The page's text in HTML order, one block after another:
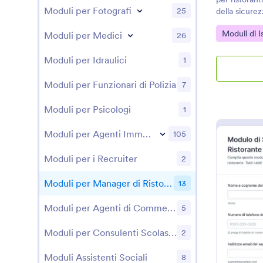
della
registrare
correttive
Go to
Moduli di
Moduli per Fotografi 25
Moduli per Medici 26
Moduli per Idraulici 1
Moduli per Funzionari di Polizia 7
Moduli per Psicologi 1
Moduli per Agenti Immobiliari 105
Moduli per i Recruiter 2
Moduli per Manager di Ristoranti 13
Moduli per Agenti di Commercio 5
Moduli per Consulenti Scolastici 2
Moduli Assistenti Sociali 8